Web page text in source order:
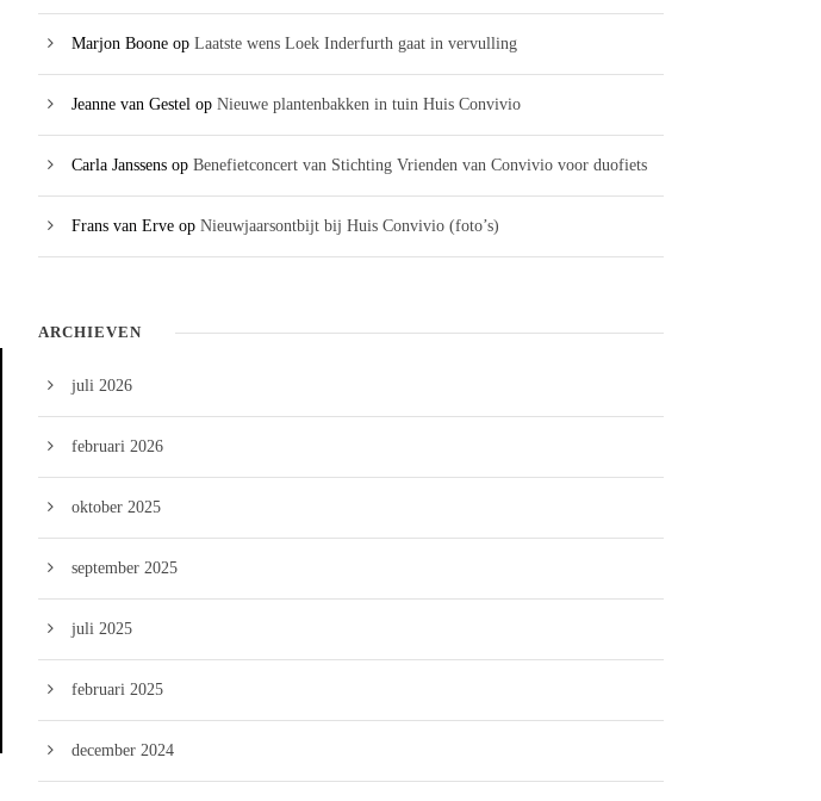
Marjon Boone op Laatste wens Loek Inderfurth gaat in vervulling
Jeanne van Gestel op Nieuwe plantenbakken in tuin Huis Convivio
Carla Janssens op Benefietconcert van Stichting Vrienden van Convivio voor duofiets
Frans van Erve op Nieuwjaarsontbijt bij Huis Convivio (foto’s)
ARCHIEVEN
juli 2026
februari 2026
oktober 2025
september 2025
juli 2025
februari 2025
december 2024